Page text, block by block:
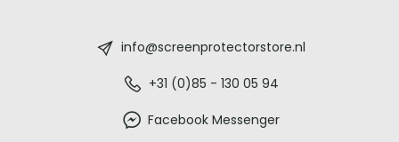
info@screenprotectorstore.nl
+31 (0)85 - 130 05 94
Facebook Messenger